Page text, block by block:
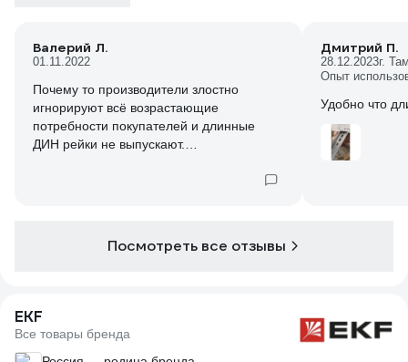
Валерий Л.
01.11.2022
Почему то производители злостно
игнорируют всё возрастающие
потребности покупателей и длинные
ДИН рейки не выпускают.
Таких не делают. Только пилить, только
Дмитрий П.
28.12.2023г.
Опыт
Удобно что
Посмотреть все отзывы
EKF
Все товары бренда